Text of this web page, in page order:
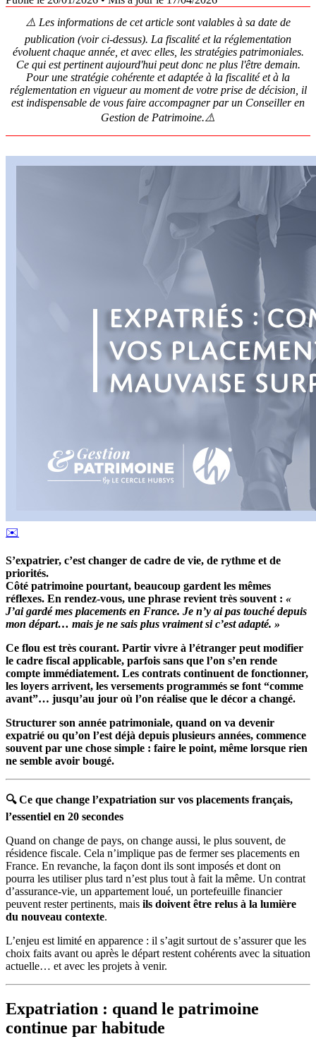
⚠️ Les informations de cet article sont valables à sa date de
publication (voir ci-dessus). La fiscalité et la réglementation
évoluent chaque année, et avec elles, les stratégies patrimoniales.
Ce qui est pertinent aujourd'hui peut donc ne plus l'être demain.
Pour une stratégie cohérente et adaptée à la fiscalité et à la
réglementation en vigueur au moment de votre prise de décision, il
est indispensable de vous faire accompagner par un Conseiller en
Gestion de Patrimoine.⚠️
✉️
S’expatrier, c’est changer de cadre de vie, de rythme et de
priorités.
Côté patrimoine pourtant, beaucoup gardent les mêmes
réflexes. En rendez-vous, une phrase revient très souvent : «
J’ai gardé mes placements en France. Je n’y ai pas touché depuis
mon départ… mais je ne sais plus vraiment si c’est adapté. »
Ce flou est très courant. Partir vivre à l’étranger peut modifier
le cadre fiscal applicable, parfois sans que l’on s’en rende
compte immédiatement. Les contrats continuent de fonctionner,
les loyers arrivent, les versements programmés se font “comme
avant”… jusqu’au jour où l’on réalise que le décor a changé.
Structurer son année patrimoniale, quand on va devenir
expatrié ou qu’on l’est déjà depuis plusieurs années, commence
souvent par une chose simple : faire le point, même lorsque rien
ne semble avoir bougé.
🔍Ce que change l’expatriation sur vos placements français,
l’essentiel en 20 secondes
Quand on change de pays, on change aussi, le plus souvent, de
résidence fiscale. Cela n’implique pas de fermer ses placements en
France. En revanche, la façon dont ils sont imposés et dont on
pourra les utiliser plus tard n’est plus tout à fait la même. Un contrat
d’assurance-vie, un appartement loué, un portefeuille financier
peuvent rester pertinents, mais ils doivent être relus à la lumière
du nouveau contexte.
L’enjeu est limité en apparence : il s’agit surtout de s’assurer que les
choix faits avant ou après le départ restent cohérents avec la situation
actuelle… et avec les projets à venir.
Expatriation : quand le patrimoine
continue par habitude